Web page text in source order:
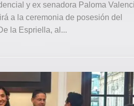
y ex senadora Paloma
a la ceremonia de posesión del
la Espriella, al...